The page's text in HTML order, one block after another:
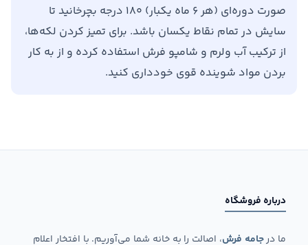
صورت دوره‌ای (هر ۶ ماه یکبار) ۱۸۰ درجه بچرخانید تا
سایش در تمام نقاط یکسان باشد. برای تمیز کردن لکه‌ها،
از ترکیب آب ولرم و شامپو فرش استفاده کرده و از به کار
بردن مواد شوینده قوی خودداری کنید.
درباره فروشگاه
ما درجامه فرش، اصالت را به خانه شما می‌آوریم. با افتخار اعلام